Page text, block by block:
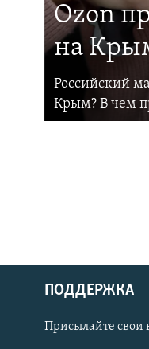
Українською
Ozon
на
Российский
Крым? В чем
ПОДДЕРЖКА
Присылайте свои